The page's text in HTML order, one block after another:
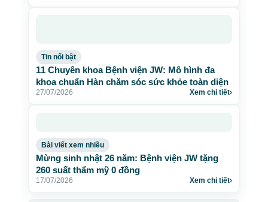
Tin nổi bật
11 Chuyên khoa Bệnh viện JW: Mô hình đa
khoa chuẩn Hàn chăm sóc sức khỏe toàn diện
27/07/2026 Xem chi tiết›
Bài viết xem nhiều
Mừng sinh nhật 26 năm: Bệnh viện JW tặng
260 suất thẩm mỹ 0 đồng
17/07/2026 Xem chi tiết›